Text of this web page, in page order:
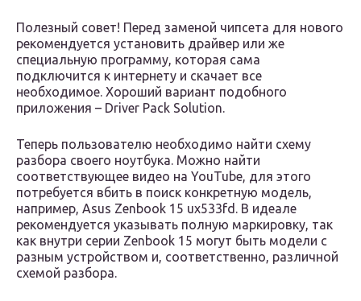
Полезный совет! Перед заменой чипсета для нового
рекомендуется установить драйвер или же
специальную программу, которая сама
подключится к интернету и скачает все
необходимое. Хороший вариант подобного
приложения – Driver Pack Solution.
Теперь пользователю необходимо найти схему
разбора своего ноутбука. Можно найти
соответствующее видео на YouTube, для этого
потребуется вбить в поиск конкретную модель,
например, Asus Zenbook 15 ux533fd. В идеале
рекомендуется указывать полную маркировку, так
как внутри серии Zenbook 15 могут быть модели с
разным устройством и, соответственно, различной
схемой разбора.